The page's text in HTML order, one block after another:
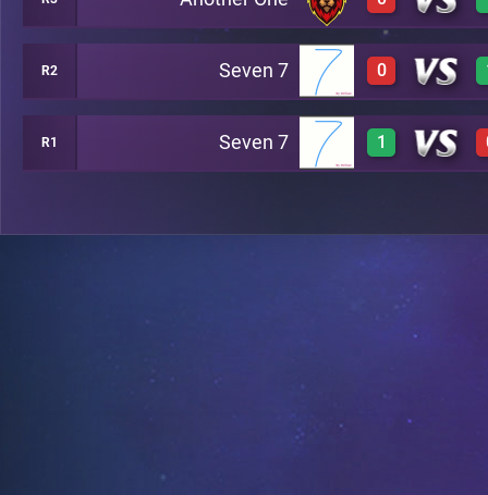
0 A23
A4
R2 Seven 7 0
A2
R1 Seven 7 1